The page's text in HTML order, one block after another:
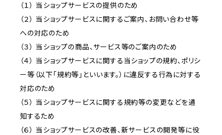
（１） 当ショップサービスの提供のため
（２） 当ショップサービスに関するご案内、お問い合わせ等
への対応のため
（３） 当ショップの商品、サービス等のご案内のため
（４） 当ショップサービスに関する当ショップの規約、ポリシ
ー等（以下「規約等」といいます。）に違反する行為に対する
対応のため
（５） 当ショップサービスに関する規約等の変更などを通
知するため
（６） 当ショップサービスの改善、新サービスの開発等に役